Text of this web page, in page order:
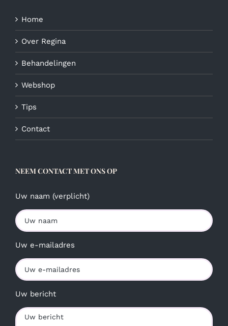
Home
Over Regina
Behandelingen
Webshop
Tips
Contact
NEEM CONTACT MET ONS OP
Uw naam (verplicht)
Uw e-mailadres
Uw bericht